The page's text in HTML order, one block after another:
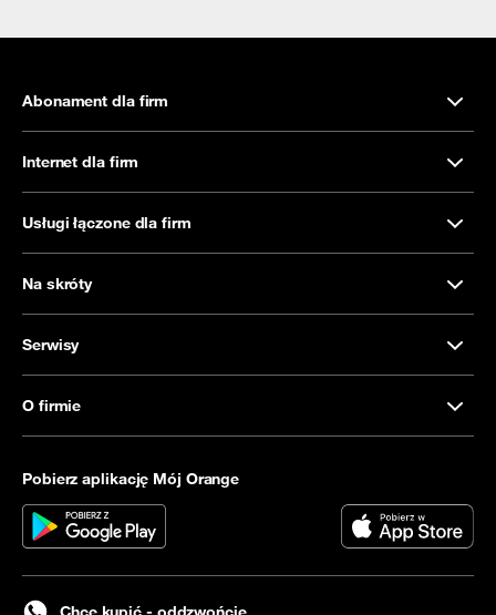
Abonament dla firm
Internet dla firm
Usługi łączone dla firm
Na skróty
Serwisy
O firmie
Pobierz aplikację Mój Orange